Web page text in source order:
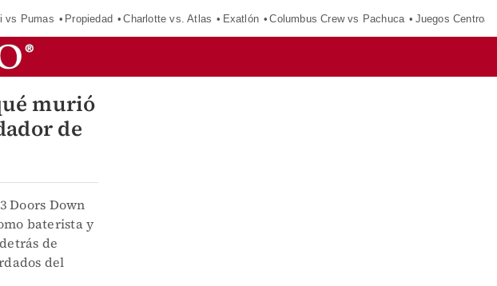
vs Pumas Propiedad Charlotte vs. Atlas Exatlón Columbus Crew vs Pachuca Juegos
murió
de
Doors Down
baterista y
de
del